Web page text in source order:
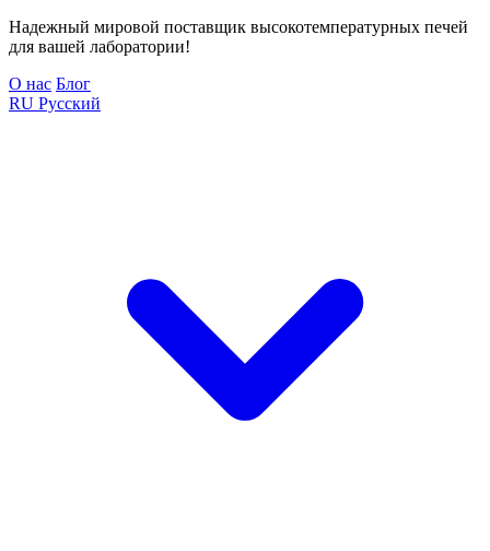
Надежный мировой поставщик высокотемпературных печей
для вашей лаборатории!
О нас Блог
RU Русский